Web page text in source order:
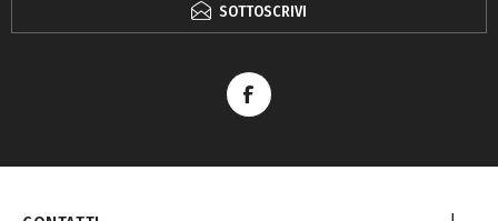
SOTTOSCRIVI